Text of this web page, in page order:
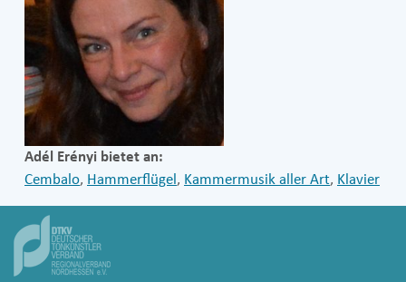
Adél Erényi bietet an:
Cembalo, Hammerflügel , Kammermusik aller Art, Klavier